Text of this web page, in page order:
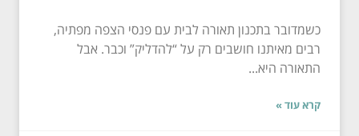
כשמדובר בתכנון תאורה לבית עם פנסי הצפה מפתיה,
רבים מאיתנו חושבים רק על “להדליק” וכבר. אבל
התאורה היא...
קרא עוד »